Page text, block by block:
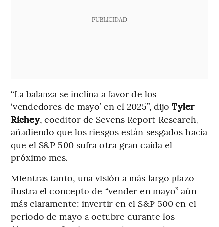
PUBLICIDAD
“La balanza se inclina a favor de los
‘vendedores de mayo’ en el 2025”, dijoTyler
Richey, coeditor de Sevens Report Research,
añadiendo que los riesgos están sesgados hacia
que el S&P 500 sufra otra gran caída el
próximo mes.
Mientras tanto, una visión a más largo plazo
ilustra el concepto de “vender en mayo” aún
más claramente: invertir en el S&P 500 en el
período de mayo a octubre durante los